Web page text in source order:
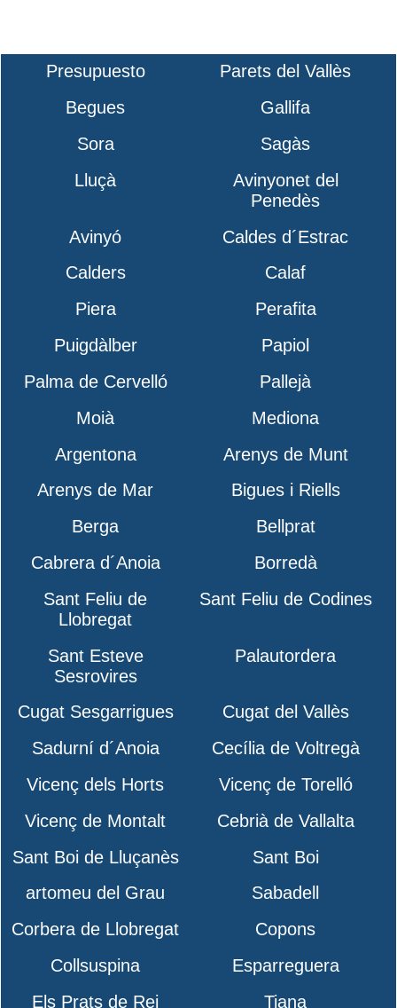
Presupuesto
Parets del Vallès
Begues
Gallifa
Sora
Sagàs
Lluçà
Avinyonet del
Penedès
Avinyó
Caldes d´Estrac
Calders
Calaf
Piera
Perafita
Puigdàlber
Papiol
Palma de Cervelló
Pallejà
Moià
Mediona
Argentona
Arenys de Munt
Arenys de Mar
Bigues i Riells
Berga
Bellprat
Cabrera d´Anoia
Borredà
Sant Feliu de
Llobregat
Sant Feliu de Codines
Sant Esteve
Sesrovires
Palautordera
Cugat Sesgarrigues
Cugat del Vallès
Sadurní d´Anoia
Cecília de Voltregà
Vicenç dels Horts
Vicenç de Torelló
Vicenç de Montalt
Cebrià de Vallalta
Sant Boi de Lluçanès
Sant Boi
artomeu del Grau
Sabadell
Corbera de Llobregat
Copons
Collsuspina
Esparreguera
Els Prats de Rei
Tiana